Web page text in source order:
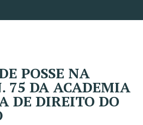
POSSE NA
75 DA ACADEMIA
DE DIREITO DO